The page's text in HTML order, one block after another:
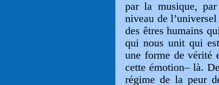
par la musique,
niveau de
des êtres humains
qui nous unit qui
une forme de vérité
cette émotion– là.
régime de la peur